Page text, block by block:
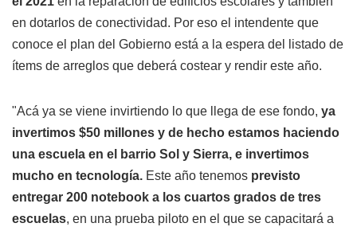
en dotarlos de conectividad. Por eso el intendente que
conoce el plan del Gobierno está a la espera del listado de
ítems de arreglos que deberá costear y rendir este año.
"Acá ya se viene invirtiendo lo que llega de ese fondo, ya
invertimos $50 millones y de hecho estamos haciendo
una escuela en el barrio Sol y Sierra, e invertimos
mucho en tecnología. Este año tenemos previsto
entregar 200 notebook a los cuartos grados de tres
escuelas, en una prueba piloto en el que se capacitará a